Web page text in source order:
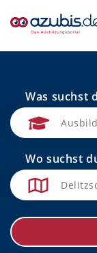
Was suchst
Wo suchst